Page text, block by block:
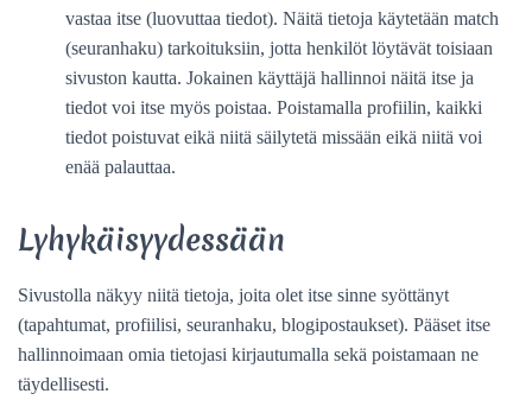
vastaa itse (luovuttaa tiedot). Näitä tietoja käytetään match
(seuranhaku) tarkoituksiin, jotta henkilöt löytävät toisiaan
sivuston kautta. Jokainen käyttäjä hallinnoi näitä itse ja
tiedot voi itse myös poistaa. Poistamalla profiilin, kaikki
tiedot poistuvat eikä niitä säilytetä missään eikä niitä voi
enää palauttaa.
Lyhykäisyydessään
Sivustolla näkyy niitä tietoja, joita olet itse sinne syöttänyt
(tapahtumat, profiilisi, seuranhaku, blogipostaukset). Pääset itse
hallinnoimaan omia tietojasi kirjautumalla sekä poistamaan ne
täydellisesti.